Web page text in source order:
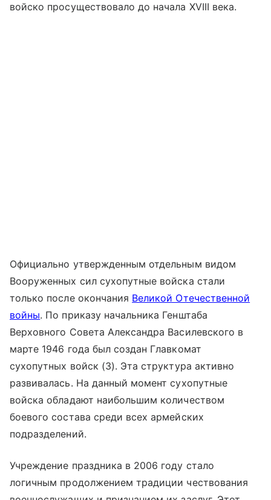
войско просуществовало до начала XVIII века.
Официально утвержденным отдельным видом
Вооруженных сил сухопутные войска стали
только после окончания Великой Отечественной
войны. По приказу начальника Генштаба
Верховного Совета Александра Василевского в
марте 1946 года был создан Главкомат
сухопутных войск (3). Эта структура активно
развивалась. На данный момент сухопутные
войска обладают наибольшим количеством
боевого состава среди всех армейских
подразделений.
Учреждение праздника в 2006 году стало
логичным продолжением традиции чествования